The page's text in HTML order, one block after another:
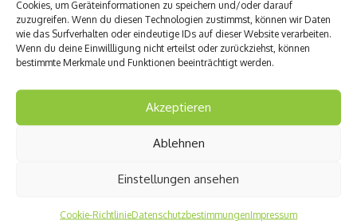
Cookies, um Geräteinformationen zu speichern und/oder darauf
zuzugreifen. Wenn du diesen Technologien zustimmst, können wir Daten
wie das Surfverhalten oder eindeutige IDs auf dieser Website verarbeiten.
Wenn du deine Einwillligung nicht erteilst oder zurückziehst, können
bestimmte Merkmale und Funktionen beeinträchtigt werden.
Akzeptieren
Ablehnen
Einstellungen ansehen
Cookie-RichtlinieDatenschutzbestimmungenImpressum
Facebookseite netzathleten.deund die Einsender einer
E-Mail mit dem Betreff „Marathon-Performance“ an
gewinnspiel@wort-sport.de teil.
Teilnahme ab 18 Jahren. Hier geht es zu den kompletten
Teilnahmebedingungen